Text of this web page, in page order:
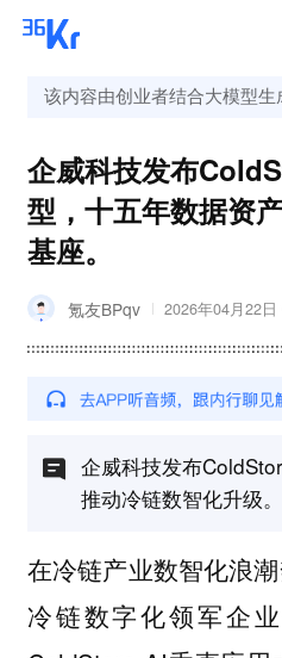
该内容由创业者结合大模型生
企威科技发布
型，十五年数据资
基座。
氪友BPqv 2026年04月22日
企威科技发布
推动冷链数智化升级。
在冷链产业数智化浪
冷链数字化领军企